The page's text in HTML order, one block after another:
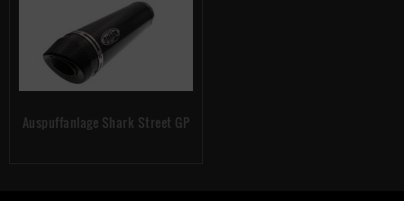
Auspuffanlage Shark Street GP